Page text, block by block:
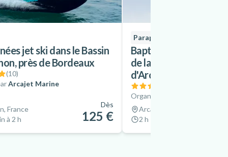
jet ski dans le Bassin
près de Bordeaux
(10)
Arcajet Marine
France
à 2 h
Dès
125 €
Parapente
Baptême en
de la Dune du Pilat,
d'Arcachon
Organisé par
Arcachon, France
2 h